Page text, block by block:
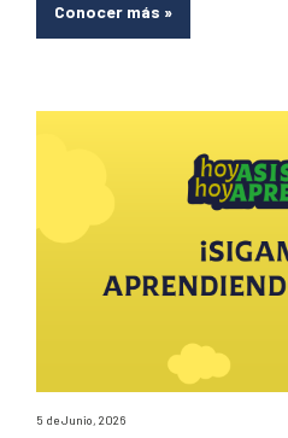
Conocer más »
5 de Junio, 2026